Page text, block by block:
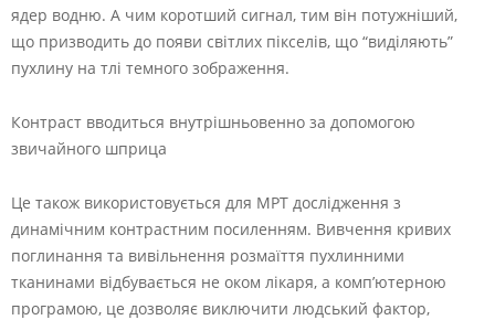
ядер водню. А чим коротший сигнал, тим він потужніший,
що призводить до появи світлих пікселів, що “виділяють”
пухлину на тлі темного зображення.
Контраст вводиться внутрішньовенно за допомогою
звичайного шприца
Це також використовується для МРТ дослідження з
динамічним контрастним посиленням. Вивчення кривих
поглинання та вивільнення розмаїття пухлинними
тканинами відбувається не оком лікаря, а комп’ютерною
програмою, це дозволяє виключити людський фактор,